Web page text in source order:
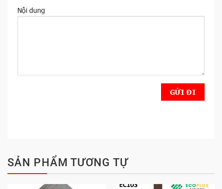
Nội dung
SẢN PHẨM TƯƠNG TỰ